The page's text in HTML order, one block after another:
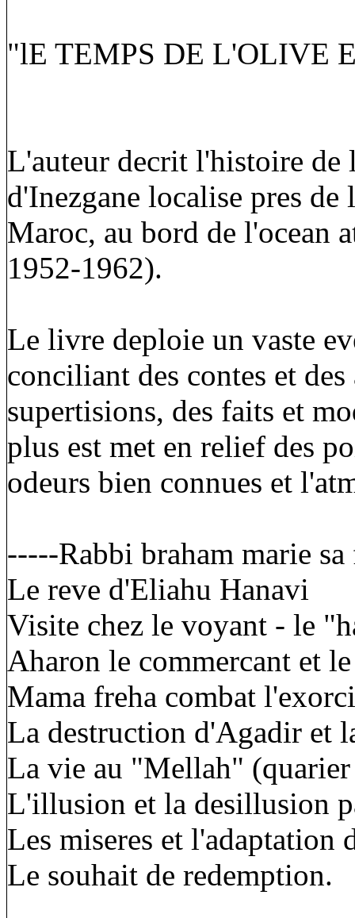
"lE TEMPS DE L'OLIVE
L'auteur decrit l'histoire de
d'Inezgane localise pres
Maroc, au bord de l'ocean
1952-1962).
Le livre deploie un vaste
conciliant des contes et des
supertisions, des faits et
plus est met en relief des
odeurs bien connues et
-----Rabbi braham marie
Le reve d'Eliahu Hanavi
Visite chez le voyant - le
Aharon le commercant et
Mama freha combat
La destruction d'Agadir et
La vie au "Mellah"
L'illusion et la desillusion
Les miseres et l'adaptation
Le souhait de redemption.